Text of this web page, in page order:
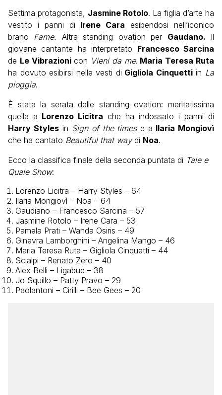
Settima protagonista, Jasmine Rotolo. La figlia d’arte ha
vestito i panni di Irene Cara esibendosi nell’iconico
brano Fame. Altra standing ovation per Gaudano. Il
giovane cantante ha interpretato Francesco Sarcina
de Le Vibrazionicon Vieni da me. Maria Teresa Ruta
ha dovuto esibirsi nelle vesti di Gigliola Cinquettiin La
pioggia.
È stata la serata delle standing ovation: meritatissima
quella a Lorenzo Licitra che ha indossato i panni di
Harry Stylesin Sign of the timese a Ilaria Mongiovì
che ha cantato Beautiful that waydi Noa.
Ecco la classifica finale della seconda puntata di Tale e
Quale Show:
Lorenzo Licitra – Harry Styles – 64
Ilaria Mongiovì – Noa – 64
Gaudiano – Francesco Sarcina – 57
Jasmine Rotolo – Irene Cara – 53
Pamela Prati – Wanda Osiris – 49
Ginevra Lamborghini – Angelina Mango – 46
Maria Teresa Ruta – Gigliola Cinquetti – 44
Scialpi – Renato Zero – 40
Alex Belli – Ligabue – 38
Jo Squillo – Patty Pravo – 29
Paolantoni – Cirilli – Bee Gees – 20